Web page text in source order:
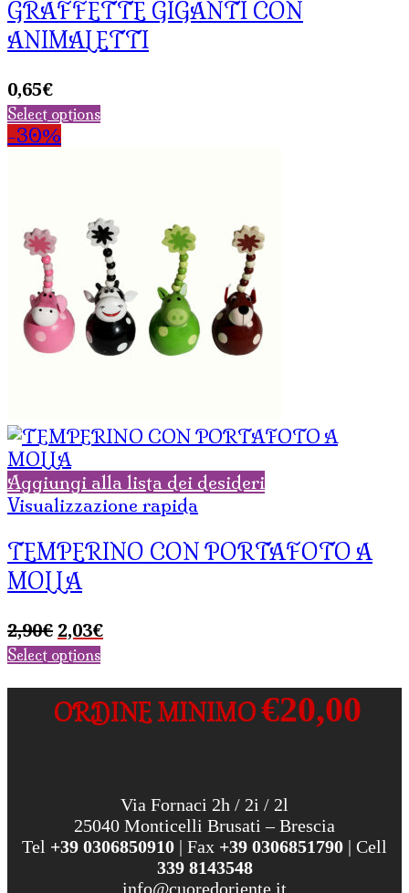
GRAFFETTE GIGANTI CON
ANIMALETTI
0,65€
Select options
-30%
Aggiungi alla lista dei desideri
Visualizzazione rapida
TEMPERINO CON PORTAFOTO A
MOLLA
2,90€ Il
prezzo
era:
2,90€.
2,03€Il
è:
2,03€.
Select options
ORDINE MINIMO€20,00
Via Fornaci 2h / 2i / 2l
25040 Monticelli Brusati – Brescia
Tel +39 0306850910 | Fax +39 0306851790 | Cell
339 8143548
info@cuoredoriente.it